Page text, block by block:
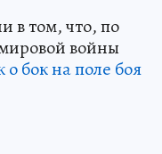
в том, что, по
войны
бок на поле боя